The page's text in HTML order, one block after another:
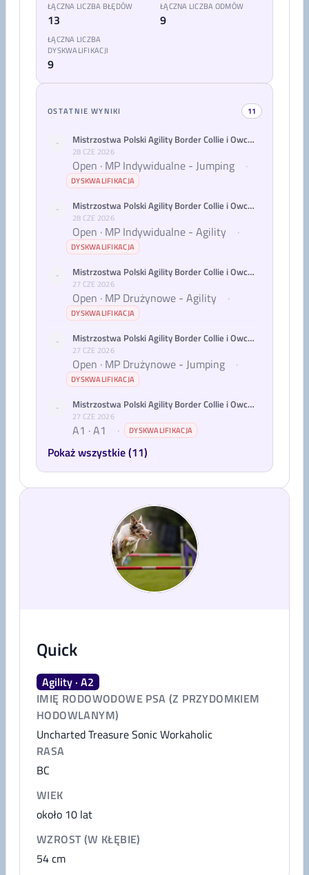
ŁĄCZNA LICZBA BŁĘDÓW
13
ŁĄCZNA LICZBA ODMÓW
9
ŁĄCZNA LICZBA
DYSKWALIFIKACJI
9
OSTATNIE WYNIKI 11
- Mistrzostwa Polski Agility Border Collie i Owczarków Australijskich 2026
28 CZE 2026
Open · MP Indywidualne - Jumping ·
DYSKWALIFIKACJA
- Mistrzostwa Polski Agility Border Collie i Owczarków Australijskich 2026
28 CZE 2026
Open · MP Indywidualne - Agility ·
DYSKWALIFIKACJA
- Mistrzostwa Polski Agility Border Collie i Owczarków Australijskich 2026
27 CZE 2026
Open · MP Drużynowe - Agility ·
DYSKWALIFIKACJA
- Mistrzostwa Polski Agility Border Collie i Owczarków Australijskich 2026
27 CZE 2026
Open · MP Drużynowe - Jumping ·
DYSKWALIFIKACJA
- Mistrzostwa Polski Agility Border Collie i Owczarków Australijskich 2026
27 CZE 2026
A1 · A1 · DYSKWALIFIKACJA
Pokaż wszystkie (11)
Quick
Agility · A2
IMIĘ RODOWODOWE PSA (Z PRZYDOMKIEM
HODOWLANYM)
Uncharted Treasure Sonic Workaholic
RASA
BC
WIEK
około 10 lat
WZROST (W KŁĘBIE)
54cm